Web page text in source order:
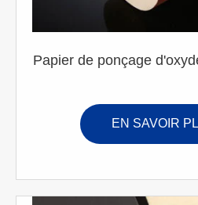
Papier de ponçage
EN SAVOIR